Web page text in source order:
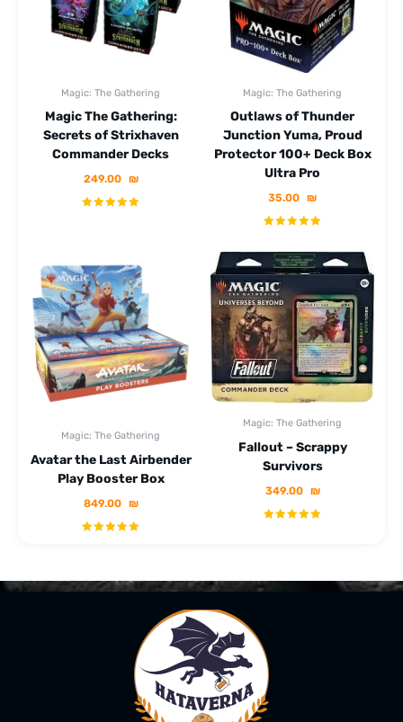
Magic: The Gathering
Magic The Gathering:
Secrets of Strixhaven
Commander Decks
249.00 ₪
Magic: The Gathering
Outlaws of Thunder
Junction Yuma, Proud
Protector 100+ Deck Box
Ultra Pro
35.00 ₪
Magic: The Gathering
Avatar the Last Airbender
Play Booster Box
849.00 ₪
Magic: The Gathering
Fallout – Scrappy
Survivors
349.00 ₪